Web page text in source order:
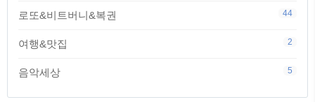
로또&비트버니&복권 44
여행&맛집 2
음악세상 5